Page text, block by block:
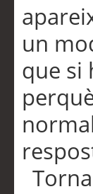
un
que si